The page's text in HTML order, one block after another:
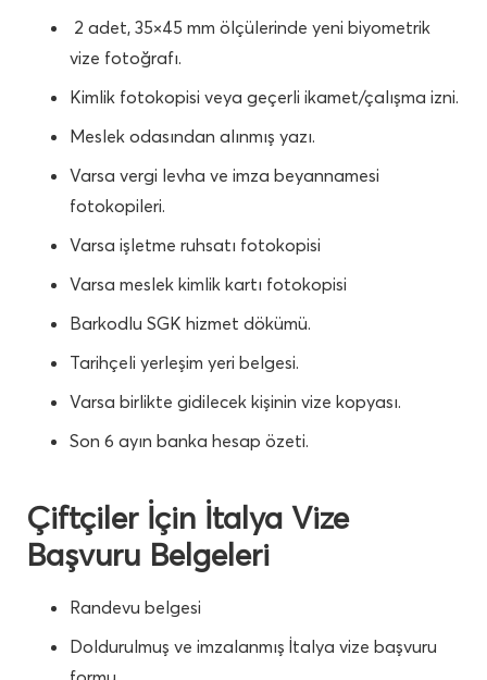
2 adet, 35×45 mm ölçülerinde yeni biyometrik
vize fotoğrafı.
Kimlik fotokopisi veya geçerli ikamet/çalışma izni.
Meslek odasından alınmış yazı.
Varsa vergi levha ve imza beyannamesi
fotokopileri.
Varsa işletme ruhsatı fotokopisi
Varsa meslek kimlik kartı fotokopisi
Barkodlu SGK hizmet dökümü.
Tarihçeli yerleşim yeri belgesi.
Varsa birlikte gidilecek kişinin vize kopyası.
Son 6 ayın banka hesap özeti.
Çiftçiler İçin İtalya Vize
Başvuru Belgeleri
Randevu belgesi
Doldurulmuş ve imzalanmış İtalya vize başvuru